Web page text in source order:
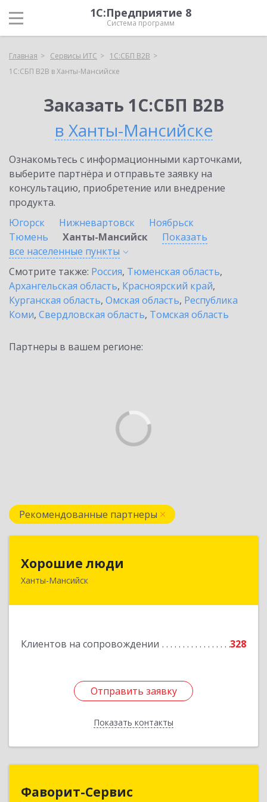
1С:Предприятие 8
Система программ
Главная Сервисы ИТС
1С:СБП B2B
1С:СБП B2B в Ханты-Мансийске
Заказать 1С:СБП B2B
в Ханты-Мансийске
Ознакомьтесь с информационными карточками,
выберите партнёра и отправьте заявку на
консультацию, приобретение или внедрение
продукта.
Югорск
Нижневартовск
Ноябрьск
Тюмень
Ханты-Мансийск
Показать
все населенные пункты
Смотрите также: Россия, Тюменская область,
Архангельская область, Красноярский край,
Курганская область, Омская область, Республика
Коми, Свердловская область, Томская область
Партнеры в вашем регионе:
Рекомендованные партнеры
Хорошие люди
Ханты-Мансийск
Клиентов на сопровождении 328
Отправить заявку
Показать контакты
628007, Ханты-Мансийский Автономный округ
Подробнее
Отправить заявку
Назад
Фаворит-Сервис